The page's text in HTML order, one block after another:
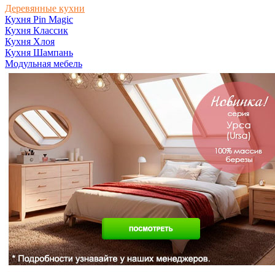
Деревянные кухни
Кухня Pin Magic
Кухня Классик
Кухня Хлоя
Кухня Шампань
Модульная мебель